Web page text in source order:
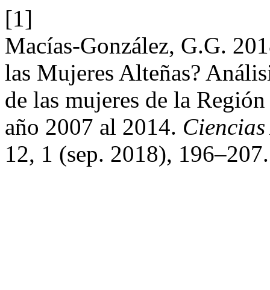
[1]
Macías-González, G.G.
las Mujeres Alteñas?
de las mujeres de la
año 2007 al 2014.
12, 1 (sep. 2018), 196–207.